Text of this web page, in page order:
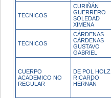
TECNICOS
CURIÑÁN
GUERRERO
SOLEDAD
XIMENA
TECNICOS
CÁRDENAS
CÁRDENAS
GUSTAVO
GABRIEL
CUERPO
ACADEMICO NO
REGULAR
DE POL HOLZ
RICARDO
HERNÁN